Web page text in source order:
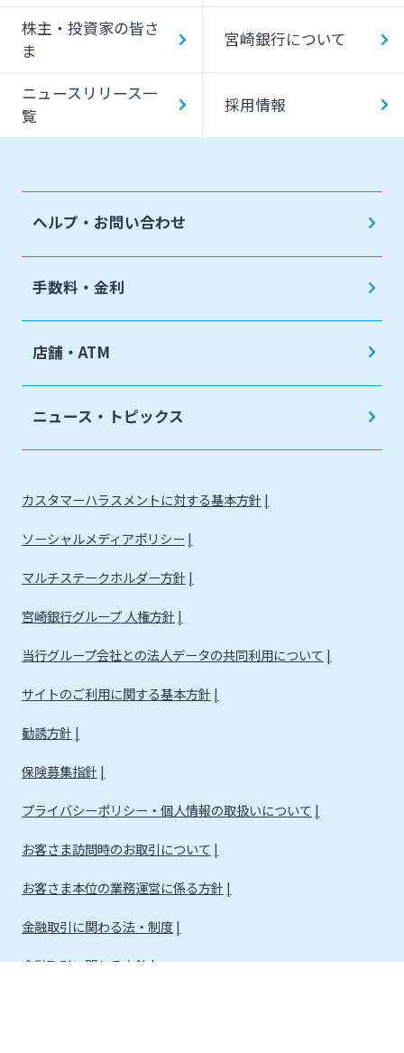
株主・投資家の皆さ
ま
宮崎銀行について
ニュースリリース一
覧
採用情報
ヘルプ・お問い合わせ
手数料・金利
店舗・ATM
ニュース・トピックス
カスタマーハラスメントに対する基本方針
ソーシャルメディアポリシー
マルチステークホルダー方針
宮崎銀行グループ 人権方針
当行グループ会社との法人データの共同利用について
サイトのご利用に関する基本方針
勧誘方針
保険募集指針
プライバシーポリシー・個人情報の取扱いについて
お客さま訪問時のお取引について
お客さま本位の業務運営に係る方針
金融取引に関わる法・制度
金融取引に関わる方針